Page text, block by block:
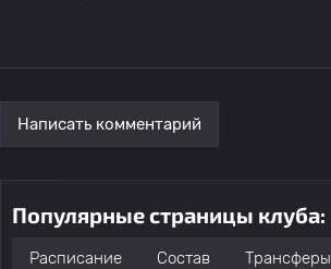
Написать комментарий
Популярные страницы клуба:
Расписание Состав Трансферы